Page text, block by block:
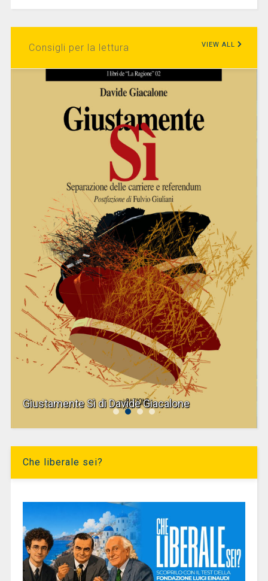
Consigli per la lettura VIEW ALL
Giustamente Sì di Davide Giacalone
Che liberale sei?